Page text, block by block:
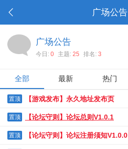
广场公告
广场公告
今日: 0 主题: 25 排名: 3
全部 最新 热门
置顶 【游戏发布】永久地址发布页
置顶 【论坛守则】论坛总则V1.0.1
置顶 【论坛守则】论坛注册须知V1.0.0